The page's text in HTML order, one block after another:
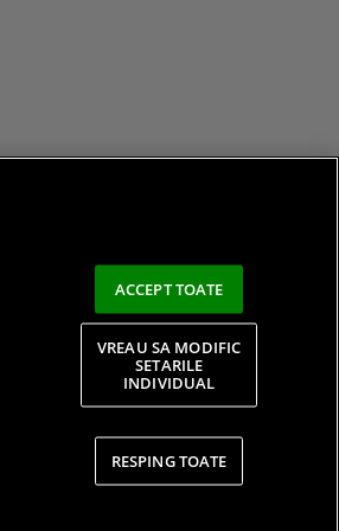
ACCEPT TOATE
RESPING TOATE
VREAU SA MODIFIC
SETARILE
INDIVIDUAL